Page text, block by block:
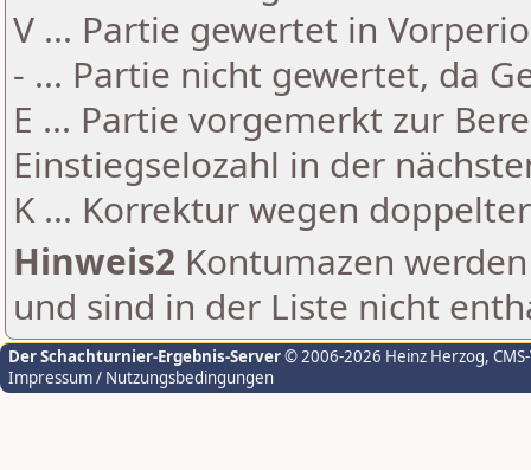
V ... Partie gewertet in
- ... Partie nicht gewertet, da
E ... Partie vorgemerkt zur
Einstiegselozahl in der
K ... Korrektur wegen
Hinweis2 Kontumazen
und sind in der Liste nicht
Der Schachturnier-Ergebnis-Server© 2006-2026 Heinz Herzog,
Impressum / Nutzungsbedingungen